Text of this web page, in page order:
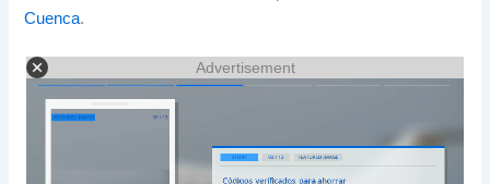
Cuenca.
Advertisement